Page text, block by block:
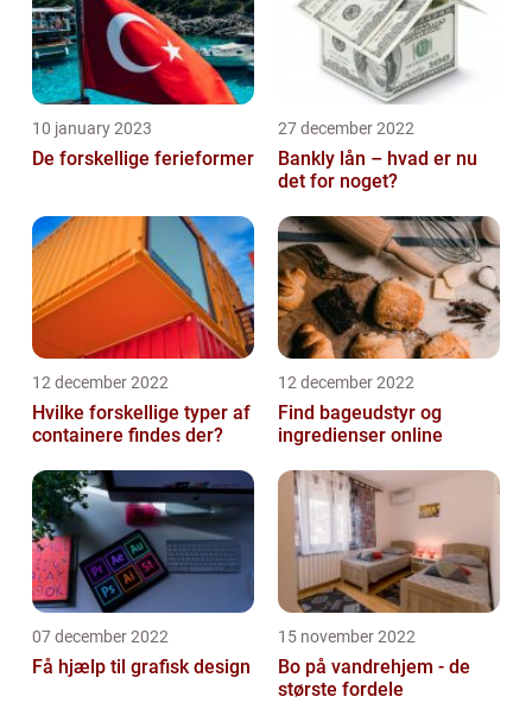
10 january 2023
De forskellige ferieformer
27 december 2022
Bankly lån – hvad er nu
det for noget?
12 december 2022
Hvilke forskellige typer af
containere findes der?
12 december 2022
Find bageudstyr og
ingredienser online
07 december 2022
Få hjælp til grafisk design
15 november 2022
Bo på vandrehjem - de
største fordele